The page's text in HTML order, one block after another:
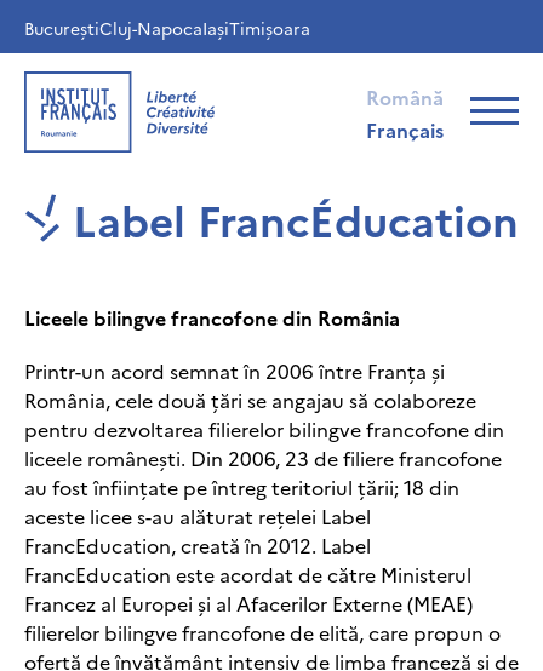
BucureștiCluj-NapocaIașiTimișoara
Română
Français
Label FrancÉducation
Liceele bilingve francofone din România
Printr-un acord semnat în 2006 între Franța și
România, cele două țări se angajau să colaboreze
pentru dezvoltarea filierelor bilingve francofone din
liceele românești. Din 2006, 23 de filiere francofone
au fost înființate pe întreg teritoriul țării; 18 din
aceste licee s-au alăturat rețelei Label
FrancEducation, creată în 2012. Label
FrancEducation este acordat de către Ministerul
Francez al Europei și al Afacerilor Externe (MEAE)
filierelor bilingve francofone de elită, care propun o
ofertă de învățământ intensiv de limba franceză și de